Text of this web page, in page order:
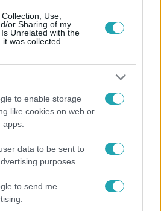
Use,
or Sharing of my
Unrelated with the
was collected.
to enable storage
like cookies on web or
data to be sent to
purposes.
to send me